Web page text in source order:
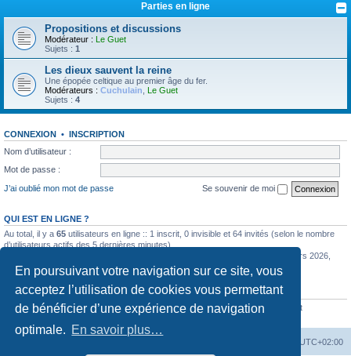
En poursuivant votre navigation sur ce site, vous
acceptez l’utilisation de cookies vous permettant
de bénéficier d’une expérience de navigation
optimale. En savoir plus…
Parties en ligne
Propositions et discussions
Modérateur : Le Guet
Sujets : 1
Les dieux sauvent la reine
Une épopée celtique au premier âge du fer.
Modérateurs : Cuchulain
Le Guet
Sujets : 4
CONNEXION • INSCRIPTION
Nom d’utilisateur :
Mot de passe :
J’ai oublié mon mot de passe
Se souvenir de moi
QUI EST EN LIGNE ?
Au total, il y a 65 utilisateurs en ligne :: 1 inscrit, 0 invisible et 64 invités (selon le nombre
d’utilisateurs actifs des 5 dernières minutes)
le 11 mars 2026,
12:57
STATISTIQUES
6352messages •443 sujets •770membres • Notre membre le plus récent est
UTC+02:00